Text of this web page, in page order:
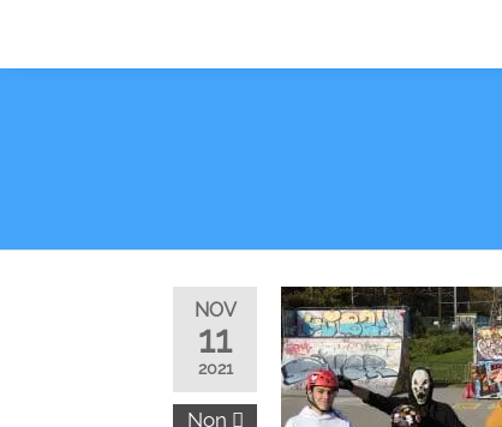
NOV
11
2021
Non